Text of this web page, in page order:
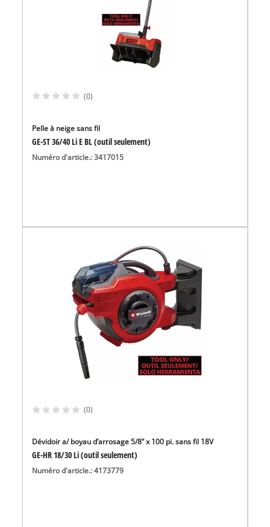
(0)
Pelle à neige sans fil
GE-ST 36/40 Li E BL (outil seulement)
Numéro d'article.: 3417015
(0)
Dévidoir a/ boyau d’arrosage 5/8” x 100 pi. sans fil 18V
GE-HR 18/30 Li (outil seulement)
Numéro d'article.: 4173779